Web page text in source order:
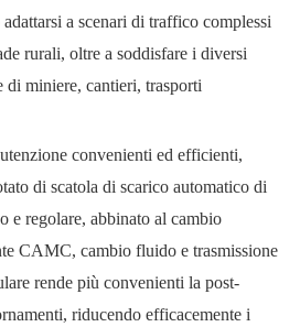
a scenari di traffico complessi
rurali, oltre a soddisfare i diversi
di miniere, cantieri, trasporti
convenienti ed efficienti,
di scatola di scarico automatico di
e regolare, abbinato al cambio
CAMC, cambio fluido e trasmissione
rende più convenienti la post-
riducendo efficacemente i